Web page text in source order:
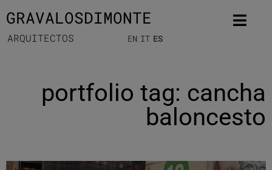
GRAVALOSDIMONTE
ARQUITECTOS EN IT ES
portfolio tag: cancha
baloncesto